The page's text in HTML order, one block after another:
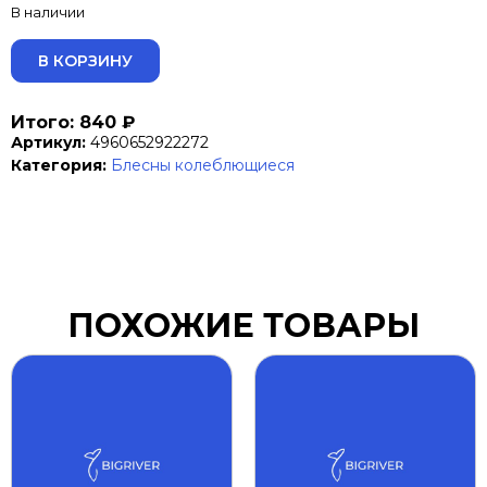
В наличии
В КОРЗИНУ
Итого: 840 ₽
Артикул: 4960652922272
Категория: Блесны колеблющиеся
ПОХОЖИЕ ТОВАРЫ